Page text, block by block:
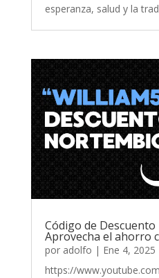
esperanza, salud y la
Código de
Aprovecha el ahorro
por adolfo | Ene 4, 2025
https://